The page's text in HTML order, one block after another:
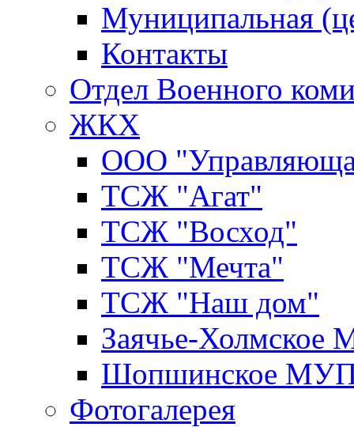
Муниципальная
Контакты
Отдел Военного
ЖКХ
ООО
ТСЖ "Агат"
ТСЖ "Восход"
ТСЖ "Мечта"
ТСЖ "Наш дом"
Заячье-
Шопшинское
Фотогалерея